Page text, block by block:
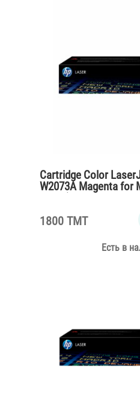
Cartridge Color
W2073A Magenta for
1800 TMT
Есть в